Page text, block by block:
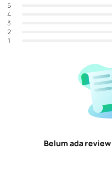
5
4
3
2
1
Belum ada